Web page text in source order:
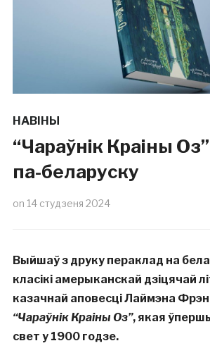
НАВІНЫ
“Чараўнік Краіны
па-беларуску
on 14 студзеня 2024
Выйшаў з друку пераклад на
класікі амерыканскай дзіцячай
казачнай аповесці Лаймэна
“Чараўнік Краіны Оз”, якая
свет у 1900 годзе.